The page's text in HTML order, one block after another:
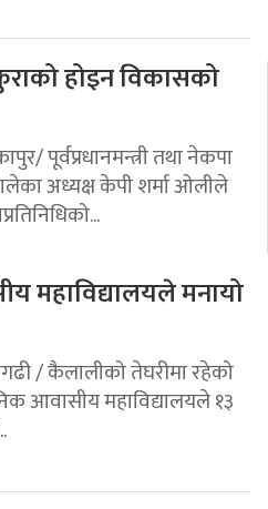
होइन विकासको
पूर्वप्रधानमन्त्री तथा नेकपा
अध्यक्ष केपी शर्मा ओलीले
महाविद्यालयले मनायो
/ कैलालीको तेघरीमा रहेको
आवासीय महाविद्यालयले १३